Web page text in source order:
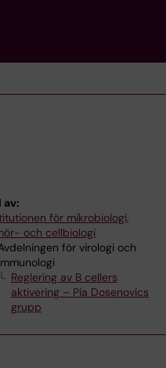
av:
för mikrobiologi,
och cellbiologi
för virologi och
Reglering av B cellers
aktivering – Pia Dosenovics
grupp